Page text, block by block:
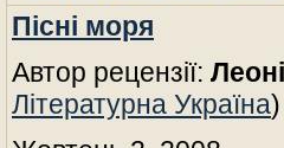
Пісні моря
Автор рецензії:
Літературна Україна)